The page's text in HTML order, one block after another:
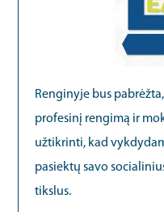
Renginyje bus
profesinį rengimą ir
užtikrinti, kad
pasiektų savo
tikslus.